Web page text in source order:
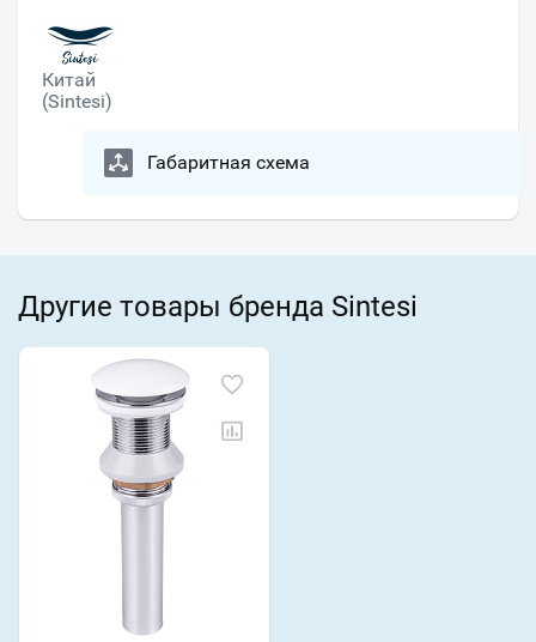
Китай
(Sintesi)
Габаритная схема
Другие товары бренда Sintesi